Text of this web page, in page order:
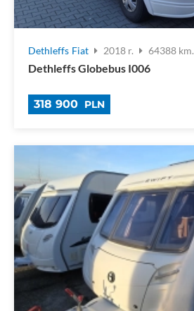
Dethleffs Fiat 2018 r. 64388 km.
Dethleffs Globebus I006
318 900 PLN